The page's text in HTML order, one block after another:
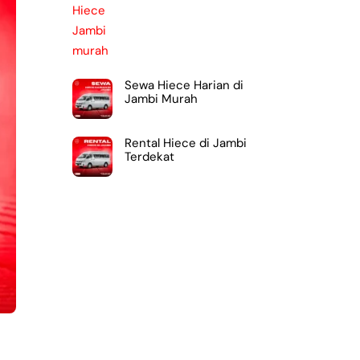
Sewa Hiece Harian di
Jambi Murah
Rental Hiece di Jambi
Terdekat